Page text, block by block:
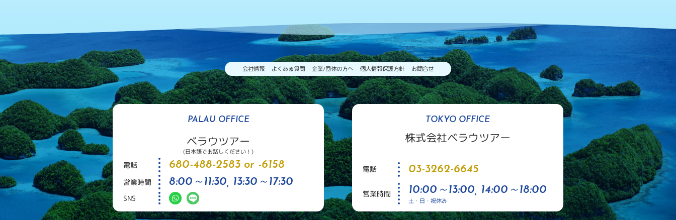
会社情報 よくある質問 企業/団体の方へ 個人情報保護方針 お問合せ
PALAU OFFICE
ベラウツアー
(日本語でお話しください！)
電話 680-488-2583 or -6158
営業時間 8:00～11:30, 13:30～17:30
SNS
TOKYO OFFICE
株式会社ベラウツアー
電話 03-3262-6645
営業時間 10:00～13:00, 14:00～18:00
土・日・祝休み